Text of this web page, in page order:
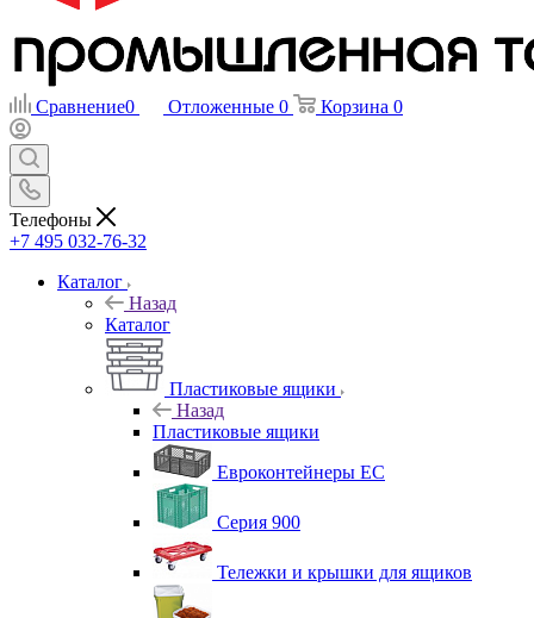
Сравнение0 Отложенные 0 Корзина 0
Телефоны
+7 495 032-76-32
Каталог
Назад
Каталог
Пластиковые ящики
Назад
Пластиковые ящики
Евроконтейнеры ЕС
Серия 900
Тележки и крышки для ящиков